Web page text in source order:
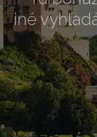
iné